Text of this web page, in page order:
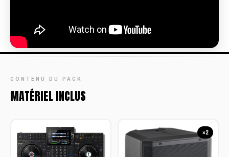
CONTENU DU PACK
MATÉRIEL INCLUS
×2